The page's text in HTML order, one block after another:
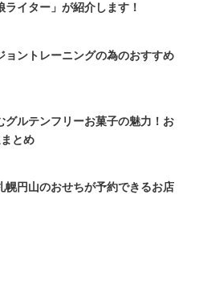
ライター」が紹介します！
ョントレーニングの為のおすすめ
グルテンフリーお菓子の魅力！お
とめ
幌円山のおせちが予約できるお店